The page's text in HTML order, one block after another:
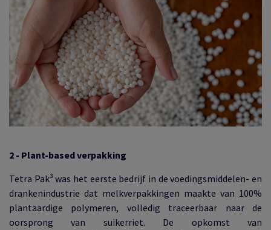
2 - Plant-based verpakking
Tetra Pak³ was het eerste bedrijf in de voedingsmiddelen- en
drankenindustrie dat melkverpakkingen maakte van 100%
plantaardige polymeren, volledig traceerbaar naar de
oorsprong van suikerriet. De opkomst van